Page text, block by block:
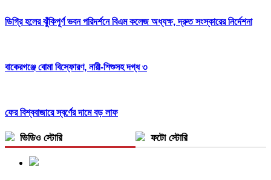
ডিগ্রি হলের ঝুঁকিপূর্ণ ভবন পরিদর্শনে বিএম কলেজ অধ্যক্ষ, দ্রুত সংস্কারের নির্দেশনা
বাকেরগঞ্জে বোমা বিস্ফোরণ, নারী-শিশুসহ দগ্ধ ৩
ফের বিশ্ববাজারে স্বর্ণের দামে বড় লাফ
ভিডিও স্টোরি ফটো স্টোরি